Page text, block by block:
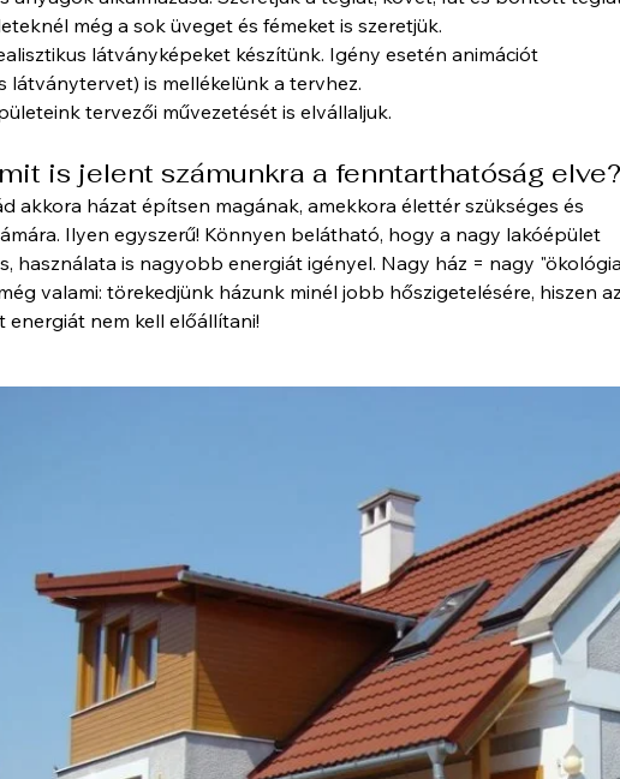
még a sok üveget és fémeket is szeretjük.
látványképeket készítünk. Igény esetén animációt
látványtervet) is mellékelünk a tervhez.
tervezői művezetését is elvállaljuk.
is jelent számunkra a fenntarthatóság elve?
akkora házat építsen magának, amekkora élettér szükséges és
Ilyen egyszerű! Könnyen belátható, hogy a nagy lakóépület
használata is nagyobb energiát igényel. Nagy ház = nagy
valami: törekedjünk házunk minél jobb hőszigetelésére, hiszen
energiát nem kell előállítani!